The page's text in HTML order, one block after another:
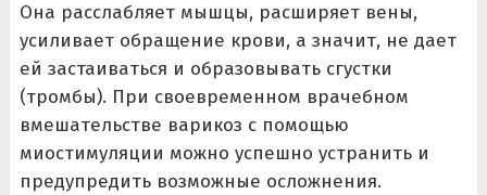
Она расслабляет мышцы, расширяет вены,
усиливает обращение крови, а значит, не дает
ей застаиваться и образовывать сгустки
(тромбы). При своевременном врачебном
вмешательстве варикоз с помощью
миостимуляции можно успешно устранить и
предупредить возможные осложнения.